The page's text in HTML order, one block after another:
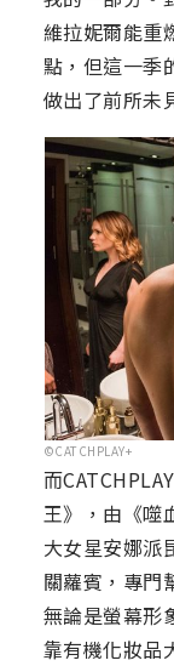
維拉妮爾能重
點，但這一季
做出了前所未
©CATCHPLAY+
而
王》，由《噬
大女星安娜派
關蘿賓，專門
無論是螢幕形
靠有機化妝品